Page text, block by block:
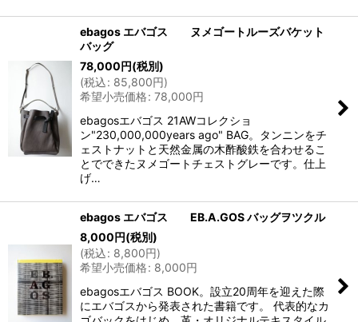
ebagos エバゴス ヌメゴートルーズバケット
バッグ
78,000円(税別)
(税込: 85,800円)
希望小売価格: 78,000円
ebagosエバゴス 21AWコレクショ
ン"230,000,000years ago" BAG。タンニンをチ
ェストナットと天然金属の木酢酸鉄を合わせるこ
とでできたヌメゴートチェストグレーです。仕上
げ…
ebagos エバゴス EB.A.GOS バッグヲツクル
8,000円(税別)
(税込: 8,800円)
希望小売価格: 8,000円
ebagosエバゴス BOOK。設立20周年を迎えた際
にエバゴスから発表された書籍です。 代表的なカ